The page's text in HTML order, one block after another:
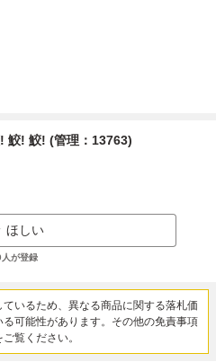
鮫! 鮫! (管理：13763)
ほしい
人が登録
いるため、異なる商品に関する落札価
可能性があります。その他の免責事項
ご覧ください。